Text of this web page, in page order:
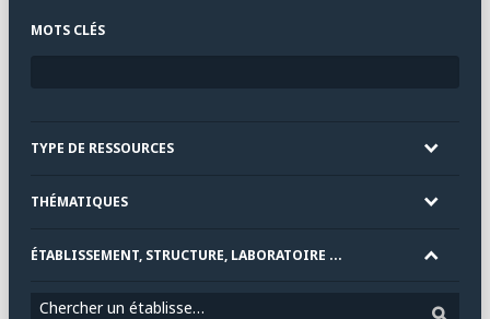
MOTS CLÉS
TYPE DE RESSOURCES
THÉMATIQUES
ÉTABLISSEMENT, STRUCTURE, LABORATOIRE ...
Chercher un établissement